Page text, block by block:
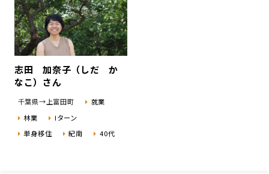
志田 加奈子（しだ か
なこ）さん
千葉県→上富田町
就業
林業
Iターン
単身移住
紀南 40代